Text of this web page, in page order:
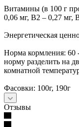
Витамины (в 100 г
0,06 мг, В2 – 0,27 мг,
Энергетическая
Норма кормления: 60
норму разделить на
комнатной
Фасовки: 100г, 190г
Отзывы